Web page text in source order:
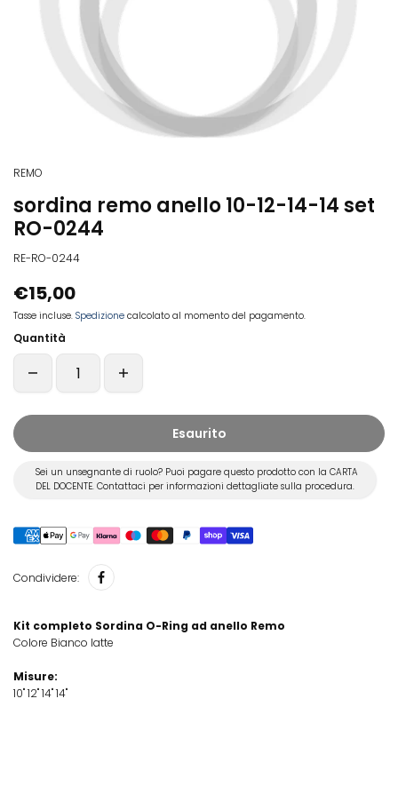
REMO
sordina remo anello 10-12-14-14 set
RO-0244
RE-RO-0244
€15,00
Tasse incluse. Spedizione calcolato al momento del pagamento.
Quantità
Esaurito
Sei un unsegnante di ruolo? Puoi pagare questo prodotto con la CARTA
DEL DOCENTE. Contattaci per informazioni dettagliate sulla procedura.
Condividere:
Kit completo Sordina O-Ring ad anello Remo
Colore Bianco latte
Misure:
10" 12" 14" 14"